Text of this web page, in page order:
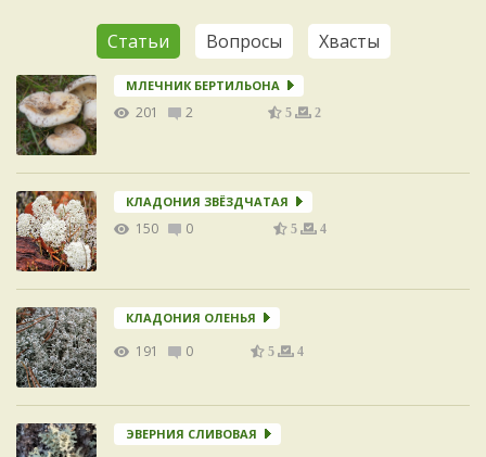
Статьи Вопросы Хвасты
МЛЕЧНИК БЕРТИЛЬОНА
201 2 5 2
КЛАДОНИЯ ЗВЁЗДЧАТАЯ
150 0 5 4
КЛАДОНИЯ ОЛЕНЬЯ
191 0 5 4
ЭВЕРНИЯ СЛИВОВАЯ